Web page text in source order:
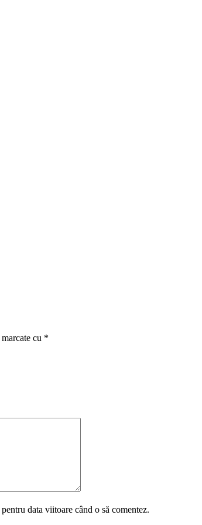
cu *
data viitoare când o să comentez.